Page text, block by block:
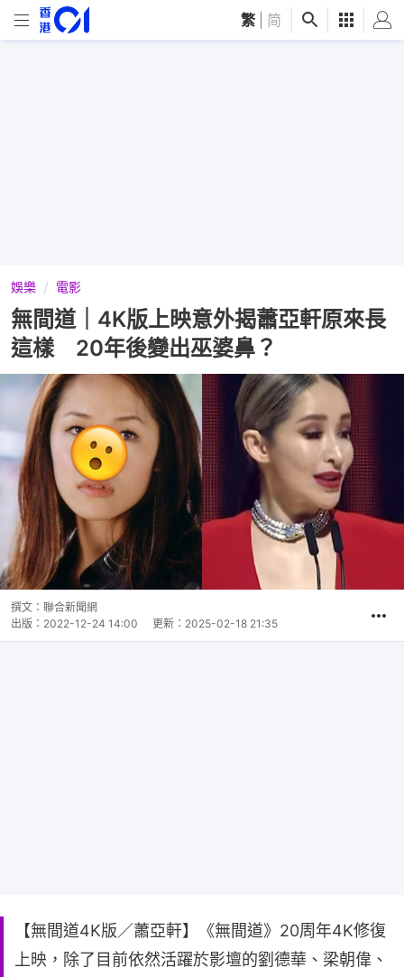
繁 简
娛樂 電影
無間道｜4K版上映意外揭蕭亞軒原來長
這樣 20年後變出巫婆鼻？
撰文： 聯合新聞網
出版： 2022-12-24 14:00 更新： 2025-02-18 21:35
【無間道4K版／蕭亞軒】《無間道》20周年4K修復
上映，除了目前依然活躍於影壇的劉德華、梁朝偉、